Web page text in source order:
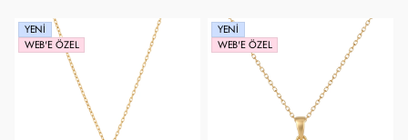
YENI
WEB'E ÖZEL
YENI
WEB'E ÖZEL